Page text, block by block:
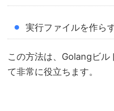
実行ファイルを作ら
この方法は、Golangビル
て非常に役立ちます。